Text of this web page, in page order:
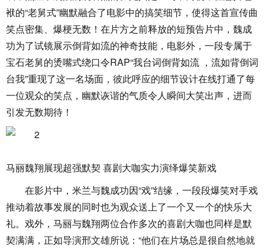
袱的“老舅式”幽默融合了电影中的搞笑细节，使得这首宣传曲
笑点密集、爆梗无数！在片方之前释放的短预告片中，魏成
功为了试镜展示倒背如流的神奇技能，电影外，一段专属于
宝石老舅的烫嘴式绕口令RAP“我台词倒背如流 ，流如背倒词
台我”重现了这一名场面，彼此呼应的细节设计在线打通了每
一位观众的笑点，幽默诙谐的气质令人瞬间大笑出声，进而
引发无数期待！
马丽魏翔展现超强默契 喜剧大咖实力演绎爆笑新戏
在影片中，米兰与魏成功因“戏”结缘，一段段爆笑对手戏
推动着故事发展的同时也为观众送上了一个又一个的快乐大
礼。戏外，马丽与魏翔两位合作多次的喜剧大咖也同样是默
契满满，正如导演邢文雄所说：“他们在片场总是很自然地就